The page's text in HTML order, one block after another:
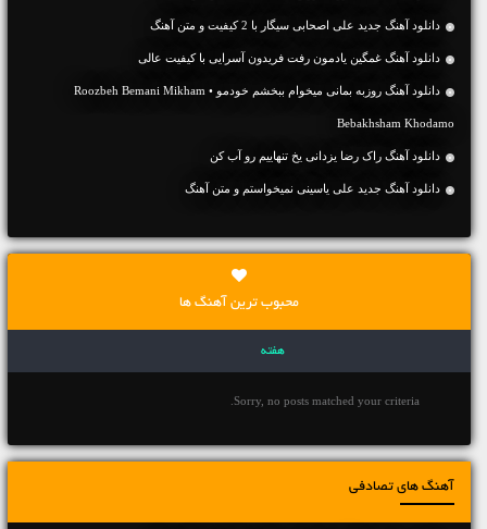
دانلود آهنگ جديد علی اصحابی سیگار با 2 کیفیت و متن آهنگ
دانلود آهنگ غمگین یادمون رفت فریدون آسرایی با کیفیت عالی
دانلود آهنگ روزبه بمانی میخوام ببخشم خودمو • Roozbeh Bemani Mikham
Bebakhsham Khodamo
دانلود آهنگ راک رضا یزدانی یخ تنهاییم رو آب کن
دانلود آهنگ جديد علی یاسینی نمیخواستم و متن آهنگ
محبوب ترین آهنگ ها
هفته
Sorry, no posts matched your criteria.
آهنگ های تصادفی